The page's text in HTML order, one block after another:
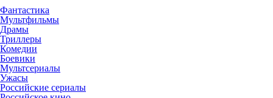
Фантастика
Мультфильмы
Драмы
Триллеры
Комедии
Боевики
Мультсериалы
Ужасы
Российские сериалы